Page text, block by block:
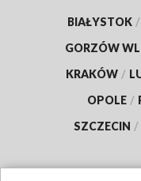
BIAŁYSTOK /
GORZÓW
KRAKÓW /
OPOLE /
SZCZECIN /